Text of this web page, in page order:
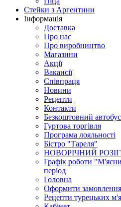
Стейки з Аргентини
Інформація
Доставка
Про нас
Про виробництво
Магазини
Акції
Вакансії
Співпраця
Новини
Рецепти
Контакти
Безкоштовний автобус
Гуртова торгівля
Програма лояльності
Бістро "Тареля"
НОВОРІЧНИЙ
Графік роботи
період
Головна
Оформити замовлення
Рецепти турецьких